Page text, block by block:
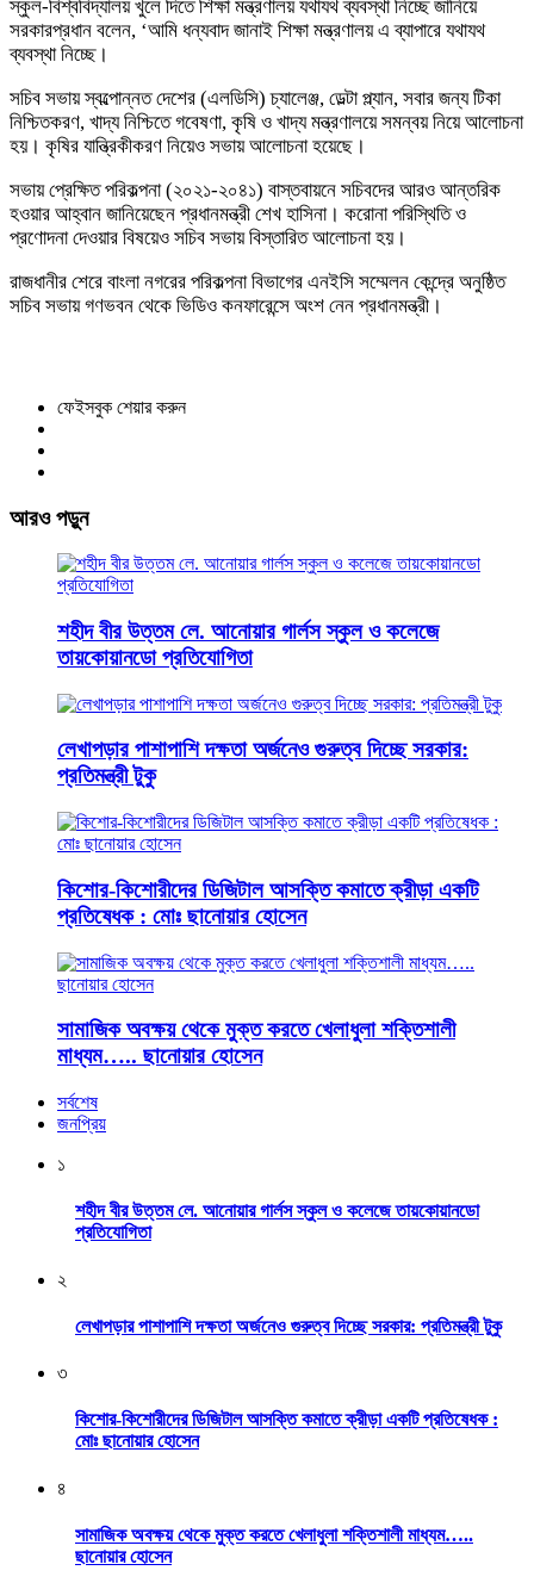
স্কুল-বিশ্ববিদ্যালয় খুলে দিতে শিক্ষা মন্ত্রণালয় যথাযথ ব্যবস্থা নিচ্ছে জানিয়ে
সরকারপ্রধান বলেন, ‘আমি ধন্যবাদ জানাই শিক্ষা মন্ত্রণালয় এ ব্যাপারে যথাযথ
ব্যবস্থা নিচ্ছে।
সচিব সভায় স্বল্পোন্নত দেশের (এলডিসি) চ্যালেঞ্জ, ডেল্টা প্ল্যান, সবার জন্য টিকা
নিশ্চিতকরণ, খাদ্য নিশ্চিতে গবেষণা, কৃষি ও খাদ্য মন্ত্রণালয়ে সমন্বয় নিয়ে আলোচনা
হয়। কৃষির যান্ত্রিকীকরণ নিয়েও সভায় আলোচনা হয়েছে।
সভায় প্রেক্ষিত পরিকল্পনা (২০২১-২০৪১) বাস্তবায়নে সচিবদের আরও আন্তরিক
হওয়ার আহ্বান জানিয়েছেন প্রধানমন্ত্রী শেখ হাসিনা। করোনা পরিস্থিতি ও
প্রণোদনা দেওয়ার বিষয়েও সচিব সভায় বিস্তারিত আলোচনা হয়।
রাজধানীর শেরে বাংলা নগরের পরিকল্পনা বিভাগের এনইসি সম্মেলন কেন্দ্রে অনুষ্ঠিত
সচিব সভায় গণভবন থেকে ভিডিও কনফারেন্সে অংশ নেন প্রধানমন্ত্রী।
ফেইসবুক শেয়ার করুন
আরও পড়ুন
শহীদ বীর উত্তম লে. আনোয়ার গার্লস স্কুল ও কলেজে
তায়কোয়ানডো প্রতিযোগিতা
লেখাপড়ার পাশাপাশি দক্ষতা অর্জনেও গুরুত্ব দিচ্ছে সরকার:
প্রতিমন্ত্রী টুকু
কিশোর-কিশোরীদের ডিজিটাল আসক্তি কমাতে ক্রীড়া একটি
প্রতিষেধক : মোঃ ছানোয়ার হোসেন
সামাজিক অবক্ষয় থেকে মুক্ত করতে খেলাধুলা শক্তিশালী
মাধ্যম….. ছানোয়ার হোসেন
সর্বশেষ
জনপ্রিয়
১
শহীদ বীর উত্তম লে. আনোয়ার গার্লস স্কুল ও কলেজে তায়কোয়ানডো
প্রতিযোগিতা
২
লেখাপড়ার পাশাপাশি দক্ষতা অর্জনেও গুরুত্ব দিচ্ছে সরকার: প্রতিমন্ত্রী টুকু
৩
কিশোর-কিশোরীদের ডিজিটাল আসক্তি কমাতে ক্রীড়া একটি প্রতিষেধক :
মোঃ ছানোয়ার হোসেন
৪
সামাজিক অবক্ষয় থেকে মুক্ত করতে খেলাধুলা শক্তিশালী মাধ্যম…..
ছানোয়ার হোসেন